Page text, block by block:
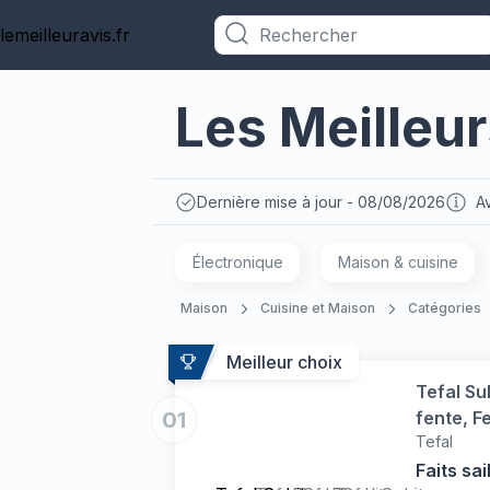
lemeilleuravis.fr Catégories
Les
Dernière mise à jour - 08/08/2026
Électronique Maison & cuisine
Maison Cuisine et Maison Catégories
Meilleur choix
01
Tefal
fente,
Tefal
Faits